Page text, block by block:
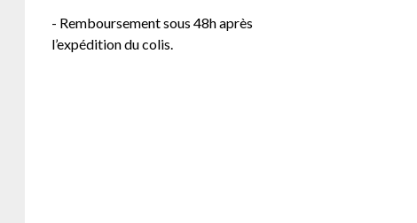
- Remboursement sous 48h après
l’expédition du colis.